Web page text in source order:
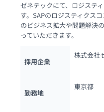
ゼネテックにて、ロジステ
す。SAPのロジスティクス
のビジネス拡大や問題解決
っていただきます。
採用企業
株式会社
勤務地
東京都